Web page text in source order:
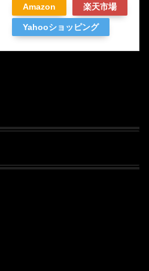
Amazon 楽天市場
Yahooショッピング